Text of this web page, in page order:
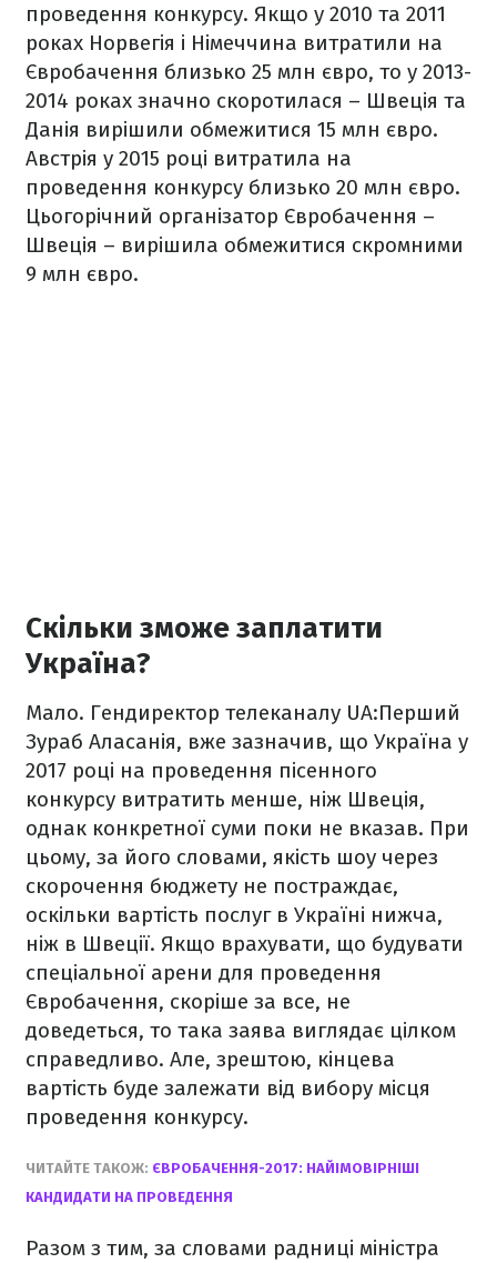
проведення конкурсу. Якщо у 2010 та 2011
роках Норвегія і Німеччина витратили на
Євробачення близько 25 млн євро, то у 2013-
2014 роках значно скоротилася – Швеція та
Данія вирішили обмежитися 15 млн євро.
Австрія у 2015 році витратила на
проведення конкурсу близько 20 млн євро.
Цьогорічний організатор Євробачення –
Швеція – вирішила обмежитися скромними
9 млн євро.
Скільки зможе заплатити
Україна?
Мало. Гендиректор телеканалу UA:Перший
Зураб Аласанія, вже зазначив, що Україна у
2017 році на проведення пісенного
конкурсу витратить менше, ніж Швеція,
однак конкретної суми поки не вказав. При
цьому, за його словами, якість шоу через
скорочення бюджету не постраждає,
оскільки вартість послуг в Україні нижча,
ніж в Швеції. Якщо врахувати, що будувати
спеціальної арени для проведення
Євробачення, скоріше за все, не
доведеться, то така заява виглядає цілком
справедливо. Але, зрештою, кінцева
вартість буде залежати від вибору місця
проведення конкурсу.
ЧИТАЙТЕ ТАКОЖ: ЄВРОБАЧЕННЯ-2017: НАЙІМОВІРНІШІ
КАНДИДАТИ НА ПРОВЕДЕННЯ
Разом з тим, за словами радниці міністра